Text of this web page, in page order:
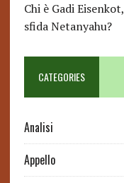
Chi è Gadi
sfida Netanyahu?
CATEGORIES
Analisi
Appello